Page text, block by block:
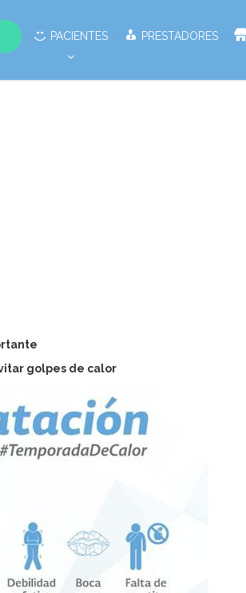
PACIENTES PRESTADORES
golpes de calor